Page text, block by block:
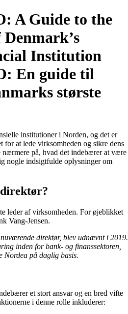
A Guide to the
Institution
En guide til
største
institutioner i Norden, og det er
for at lede virksomheden og sikre dens
nærmere på, hvad det indebærer at være
nogle indsigtfulde oplysninger om
leder af virksomheden. For øjeblikket
Vang-Jensen.
direktør, blev udnævnt i 2019.
inden for bank- og finanssektoren,
Nordea på daglig basis.
et stort ansvar og en bred vifte
i denne rolle inkluderer: